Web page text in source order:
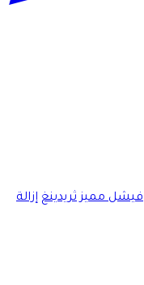
فيشل مميز ثريدينغ إزالة